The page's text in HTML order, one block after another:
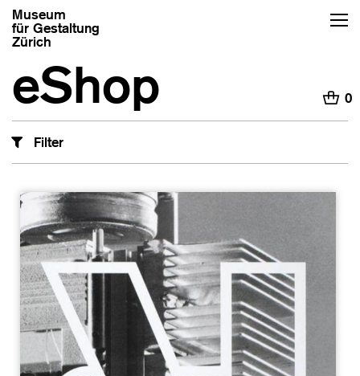
Museum
für Gestaltung
Zürich
eShop H 0
Filter